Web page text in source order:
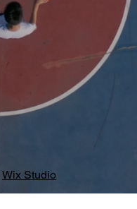
Wix Studio